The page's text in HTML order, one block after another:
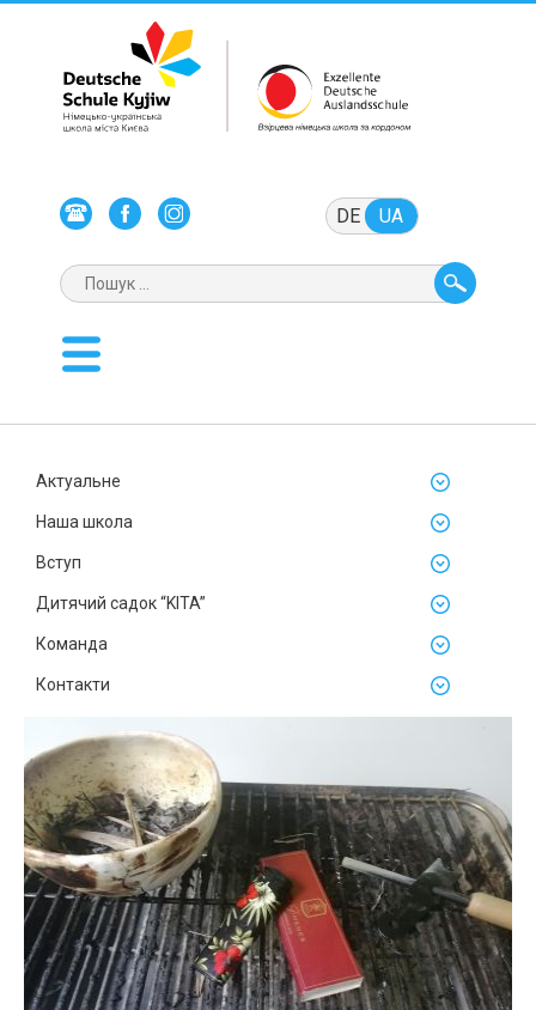
DE UA
Актуальне
Наша школа
Вступ
Дитячий садок “KITA”
Команда
Контакти